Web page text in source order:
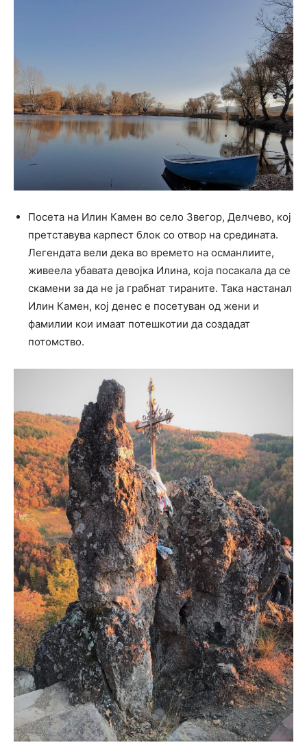
Посета на Илин Камен во село Звегор, Делчево, кој
претставува карпест блок со отвор на средината.
Легендата вели дека во времето на османлиите,
живеела убавата девојка Илина, која посакала да се
скамени за да не ја грабнат тираните. Така настанал
Илин Камен, кој денес е посетуван од жени и
фамилии кои имаат потешкотии да создадат
потомство.